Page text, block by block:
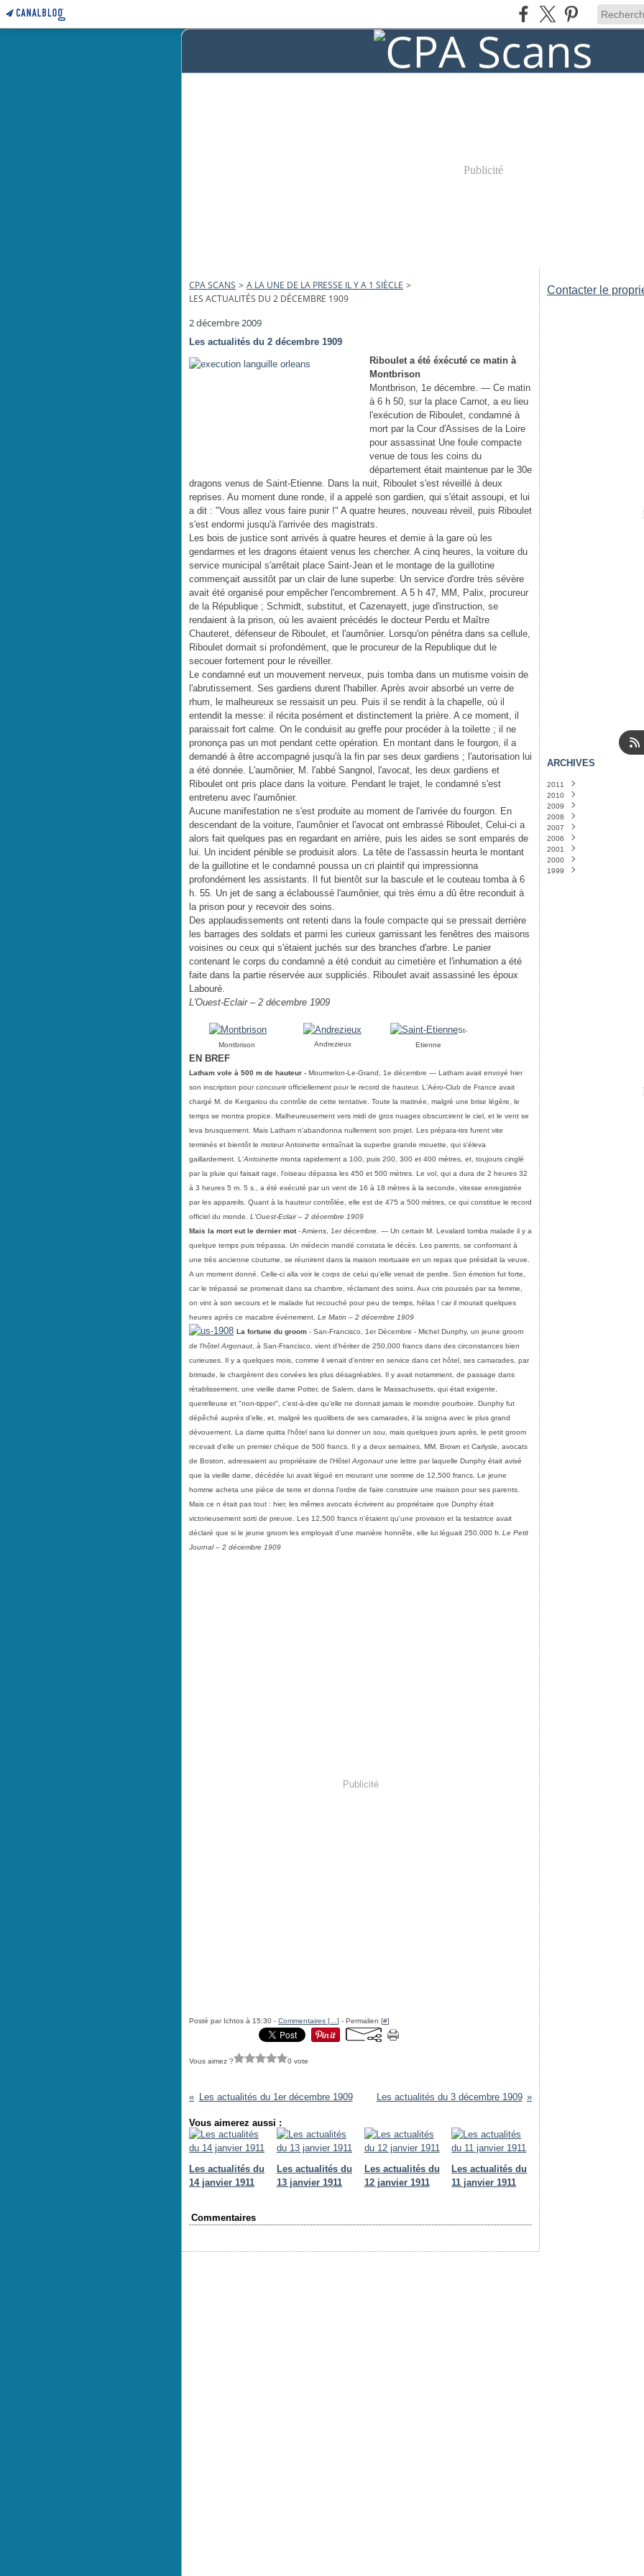
Publicité
CPA SCANS > A LA UNE DE LA PRESSE IL Y A 1 SIÈCLE >
LES ACTUALITÉS DU 2 DÉCEMBRE 1909
2 décembre 2009
Les actualités du 2 décembre 1909
Riboulet a été éxécuté ce matin à
Montbrison
Montbrison, 1e décembre. — Ce matin
à 6 h 50, sur la place Carnot, a eu lieu
l'exécution de Riboulet, condamné à
mort par la Cour d'Assises de la Loire
pour assassinat Une foule compacte
venue de tous les coins du
département était maintenue par le 30e
dragons venus de Saint-Etienne. Dans la nuit, Riboulet s'est réveillé à deux
reprises. Au moment dune ronde, il a appelé son gardien, qui s'était assoupi, et lui
a dit : "Vous allez vous faire punir !" A quatre heures, nouveau réveil, puis Riboulet
s'est endormi jusqu'à l'arrivée des magistrats.
Les bois de justice sont arrivés à quatre heures et demie à la gare où les
gendarmes et les dragons étaient venus les chercher. A cinq heures, la voiture du
service municipal s'arrêtait place Saint-Jean et le montage de la guillotine
commençait aussitôt par un clair de lune superbe: Un service d'ordre très sévère
avait été organisé pour empêcher l'encombrement. A 5 h 47, MM, Palix, procureur
de la République ; Schmidt, substitut, et Cazenayett, juge d'instruction, se
rendaient à la prison, où les avaient précédés le docteur Perdu et Maître
Chauteret, défenseur de Riboulet, et l'aumônier. Lorsqu'on pénétra dans sa cellule,
Riboulet dormait si profondément, que le procureur de la Republique dut le
secouer fortement pour le réveiller.
Le condamné eut un mouvement nerveux, puis tomba dans un mutisme voisin de
l'abrutissement. Ses gardiens durent l'habiller. Après avoir absorbé un verre de
rhum, le malheureux se ressaisit un peu. Puis il se rendit à la chapelle, où il
entendit la messe: il récita posément et distinctement la prière. A ce moment, il
paraissait fort calme. On le conduisit au greffe pour procéder à la toilette ; il ne
prononça pas un mot pendant cette opération. En montant dans le fourgon, il a
demandé à être accompagné jusqu'à la fin par ses deux gardiens ; l'autorisation lui
a été donnée. L'aumônier, M. l'abbé Sangnol, l'avocat, les deux gardiens et
Riboulet ont pris place dans la voiture. Pendant le trajet, le condamné s'est
entretenu avec l'aumônier.
Aucune manifestation ne s'est produite au moment de l'arrivée du fourgon. En
descendant de la voiture, l'aumônier et l'avocat ont embrassé Riboulet, Celui-ci a
alors fait quelques pas en regardant en arrière, puis les aides se sont emparés de
lui. Un incident pénible se produisit alors. La tête de l'assassin heurta le montant
de la guillotine et le condamné poussa un cri plaintif qui impressionna
profondément les assistants. Il fut bientôt sur la bascule et le couteau tomba à 6
h. 55. Un jet de sang a éclaboussé l'aumônier, qui très ému a dû être reconduit à
la prison pour y recevoir des soins.
Des applaudissements ont retenti dans la foule compacte qui se pressait derrière
les barrages des soldats et parmi les curieux garnissant les fenêtres des maisons
voisines ou ceux qui s'étaient juchés sur des branches d'arbre. Le panier
contenant le corps du condamné a été conduit au cimetière et l'inhumation a été
faite dans la partie réservée aux suppliciés. Riboulet avait assassiné les époux
Labouré.
L'Ouest-Eclair – 2 décembre 1909
Montbrison Andrezieux
St-
Etienne
EN BREF
Latham vole à 500 m de hauteur - Mourmelon-Le-Grand, 1e décembre — Latham avait envoyé hier
son inscription pour concourir officiellement pour le record de hauteur. L'Aéro-Club de France avait
chargé M. de Kergariou du contrôle de cette tentative. Toute la matinée, malgré une brise légère, le
temps se montra propice. Malheureusement vers midi de gros nuages obscurcirent le ciel, et le vent se
leva brusquement. Mais Latham n'abandonna nullement son projet. Les prépara-tirs furent vite
terminés et bientôt le moteur Antoinette entraînait la superbe grande mouette, qui s'éleva
gaillardement. L'Antoinette monta rapidement a 100, puis 200, 300 et 400 mètres, et, toujours cinglé
par la pluie qui faisait rage, l'oiseau dépassa les 450 et 500 mètres. Le vol, qui a dura de 2 heures 32
à 3 heures 5 m. 5 s., a été exécuté par un vent de 16 à 18 mètres à la seconde, vitesse enregistrée
par les appareils. Quant à la hauteur contrôlée, elle est de 475 a 500 mètres, ce qui constitue le record
officiel du monde. L'Ouest-Eclair – 2 décembre 1909
Mais la mort eut le dernier mot- Amiens, 1er décembre. — Un certain M. Levalard tomba malade il y a
quelque temps puis trépassa. Un médecin mandé constata le décès. Les parents, se conformant à
une très ancienne coutume, se réunirent dans la maison mortuaire en un repas que présidait la veuve.
A un moment donné. Celle-ci alla voir le corps de celui qu'elle venait de perdre. Son émotion fut forte,
car le trépassé se promenait dans sa chambre, réclamant des soins. Aux cris poussés par sa femme,
on vint à son secours et le malade fut recouché pour peu de temps, hélas ! car il mourait quelques
heures après ce macabre événement. Le Matin – 2 décembre 1909
La fortune du groom - San-Francisco, 1er Décembre - Michel Dunphy, un jeune groom
de l'hôtel Argonaut , à San-Francisco, vient d'hériter de 250,000 francs dans des circonstances bien
curieuses. Il y a quelques mois, comme il venait d'entrer en service dans cet hôtel, ses camarades, par
brimade, le chargèrent des corvées les plus désagréables. Il y avait notamment, de passage dans
rétablissement, une vieille dame Potter, de Salem, dans le Massachusetts, qui était exigente,
querelleuse et "non-tipper", c'est-à-dire qu'elle ne donnait jamais le moindre pourboire. Dunphy fut
dépêché auprès d'elle, et, malgré les quolibets de ses camarades, il la soigna avec le plus grand
dévouement. La dame quitta l'hôtel sans lui donner un sou, mais quelques jours après, le petit groom
recevait d'elle un premier chèque de 500 francs. Il y a deux semaines, MM. Brown et Carlysle, avocats
de Boston, adressaient au propriétaire de l'Hôtel Argonaut une lettre par laquelle Dunphy était avisé
que la vieille dame, décédée lui avait légué en mourant une somme de 12,500 francs. Le jeune
homme acheta une pièce de terre et donna l'ordre de faire construire une maison pour ses parents.
Mais ce n était pas tout : hier, les mêmes avocats écrivirent au propriétaire que Dunphy était
victorieusement sorti de preuve. Les 12,500 francs n'étaient qu'une provision et la testatrice avait
déclaré que si le jeune groom les employait d'une manière honnête, elle lui léguait 250.000 fr. Le Petit
Journal – 2 décembre 1909
Publicité
Posté par Ichtos à 15:30 - Commentaires [ ] - Permalien [#]
Vous aimez ? 0 vote
Les actualités du 1er décembre 1909 Les actualités du 3 décembre 1909
Vous aimerez aussi :
Les actualités du
14 janvier 1911
Les actualités du
13 janvier 1911
Les actualités du
12 janvier 1911
Les actualités du
11 janvier 1911
Commentaires
Contacter le
ARCHIVES
2011
Janvier
2010
Décembre
Novembre
Octobre
Septembre
Août
Juillet
Juin
2009
Décembre
Novembre
Octobre
Septembre
Août
Juillet
2008
Décembre
Novembre
Octobre
Septembre
Août
2007
Décembre
Mai(1)
Mars
2006
Avril
2001
Septembre
Janvier
2000
Novembre
1999